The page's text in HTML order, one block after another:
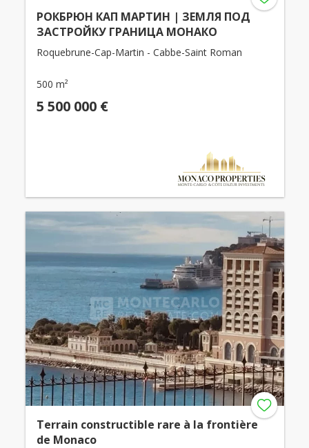
РОКБРЮН КАП МАРТИН | ЗЕМЛЯ ПОД
ЗАСТРОЙКУ ГРАНИЦА МОНАКО
Roquebrune-Cap-Martin - Cabbe-Saint Roman
500 m²
5 500 000 €
Terrain constructible rare à la frontière
de Monaco